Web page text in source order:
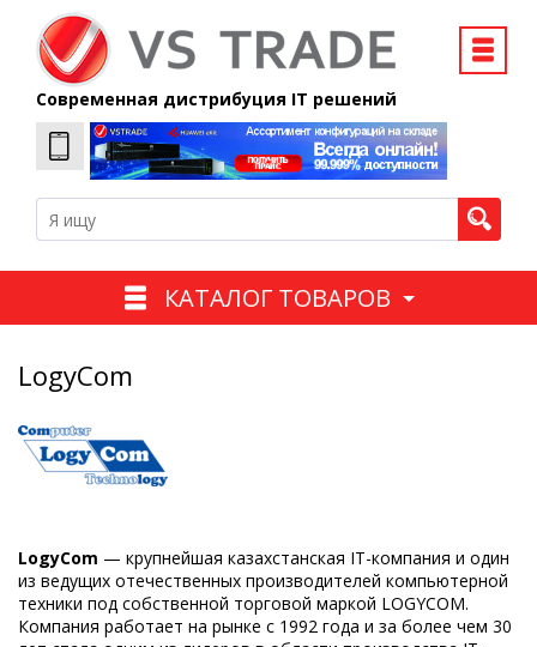
Современная дистрибуция IT решений
КАТАЛОГ ТОВАРОВ
LogyCom
LogyCom — крупнейшая казахстанская IT-компания и один
из ведущих отечественных производителей компьютерной
техники под собственной торговой маркой LOGYCOM.
Компания работает на рынке с 1992 года и за более чем 30